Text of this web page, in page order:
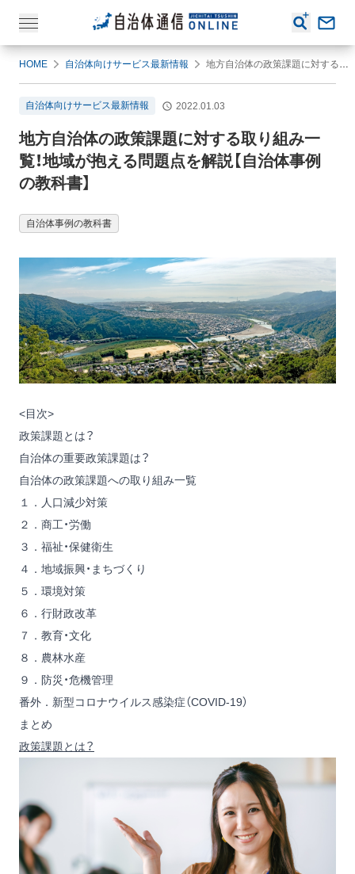
HOME 自治体向けサービス最新情報 地方自治体の政策課題に対する取り組み一覧！地域が抱える問題点を解説【自治体事例の教科書】
自治体向けサービス最新情報 2022.01.03
地方自治体の政策課題に対する取り組み一
覧！地域が抱える問題点を解説【自治体事例
の教科書】
自治体事例の教科書
<目次>
政策課題とは？
自治体の重要政策課題は？
自治体の政策課題への取り組み一覧
１．人口減少対策
２．商工・労働
３．福祉・保健衛生
４．地域振興・まちづくり
５．環境対策
６．行財政改革
７．教育・文化
８．農林水産
９．防災・危機管理
番外．新型コロナウイルス感染症（COVID-19）
まとめ
政策課題とは？